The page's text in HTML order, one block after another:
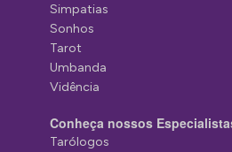
Simpatias
Sonhos
Tarot
Umbanda
Vidência
Conheça nossos
Tarólogos